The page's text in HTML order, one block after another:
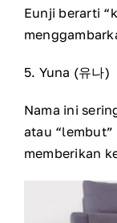
Eunji berarti
5. Yuna (유나)
Nama ini
atau “lembut”
memberikan